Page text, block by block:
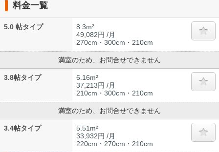
料金一覧
5.0 帖タイプ
8.3m²
49,082円 /月
270cm・300cm・210cm
満室のため、お問合せできません
3.8帖タイプ
6.16m²
37,213円 /月
210cm・300cm・210cm
満室のため、お問合せできません
3.4帖タイプ
5.51m²
33,932円 /月
220cm・270cm・210cm